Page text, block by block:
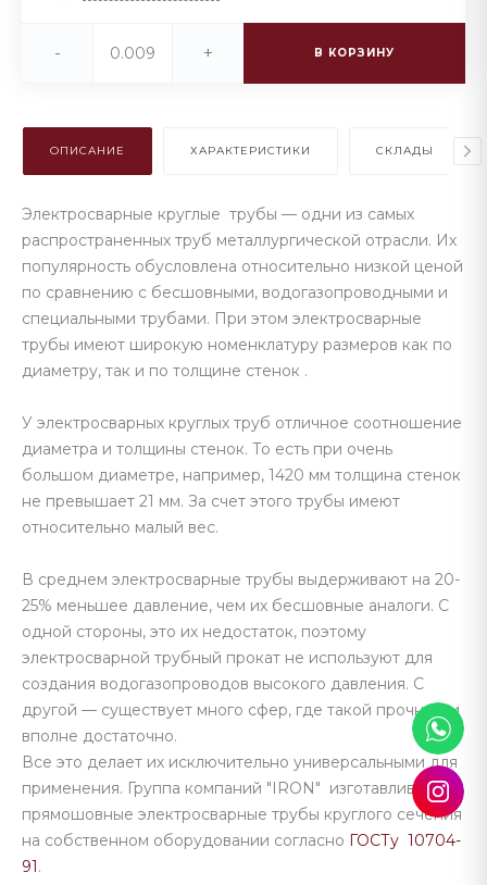
- + В КОРЗИНУ
ОПИСАНИЕ ХАРАКТЕРИСТИКИ СКЛАДЫ
Электросварные круглые трубы — одни из самых
распространенных труб металлургической отрасли. Их
популярность обусловлена относительно низкой ценой
по сравнению с бесшовными, водогазопроводными и
специальными трубами. При этом электросварные
трубы имеют широкую номенклатуру размеров как по
диаметру, так и по толщине стенок .
У электросварных круглых труб отличное соотношение
диаметра и толщины стенок. То есть при очень
большом диаметре, например, 1420 мм толщина стенок
не превышает 21 мм. За счет этого трубы имеют
относительно малый вес.
В среднем электросварные трубы выдерживают на 20-
25% меньшее давление, чем их бесшовные аналоги. С
одной стороны, это их недостаток, поэтому
электросварной трубный прокат не используют для
создания водогазопроводов высокого давления. С
другой — существует много сфер, где такой прочности
вполне достаточно.
Все это делает их исключительно универсальными для
применения. Группа компаний "IRON" изготавливает
прямошовные электросварные трубы круглого сечения
на собственном оборудовании согласно ГОСТу 10704-
91.